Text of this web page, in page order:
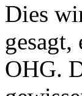
Dies
OHG.